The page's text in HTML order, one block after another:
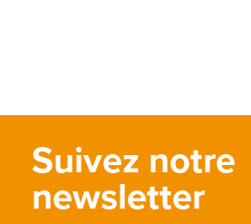
Suivez notre
newsletter